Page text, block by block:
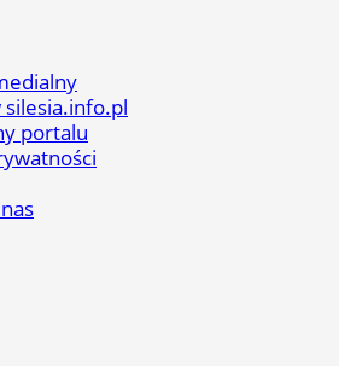
silesia.info.pl
portalu